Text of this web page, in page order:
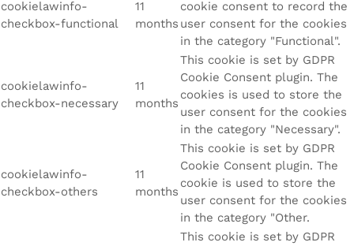
cookielawinfo-
checkbox-functional
11
months
cookie consent to record the
user consent for the cookies
in the category "Functional".
cookielawinfo-
checkbox-necessary
11
months
This cookie is set by GDPR
Cookie Consent plugin. The
cookies is used to store the
user consent for the cookies
in the category "Necessary".
cookielawinfo-
checkbox-others
11
months
This cookie is set by GDPR
Cookie Consent plugin. The
cookie is used to store the
user consent for the cookies
in the category "Other.
This cookie is set by GDPR